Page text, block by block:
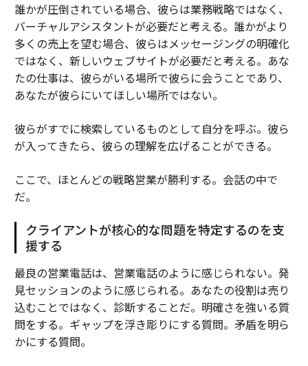
誰かが圧倒されている場合、彼らは業務戦略ではなく、
バーチャルアシスタントが必要だと考える。誰かがより
多くの売上を望む場合、彼らはメッセージングの明確化
ではなく、新しいウェブサイトが必要だと考える。あな
たの仕事は、彼らがいる場所で彼らに会うことであり、
あなたが彼らにいてほしい場所ではない。
彼らがすでに検索しているものとして自分を呼ぶ。彼ら
が入ってきたら、彼らの理解を広げることができる。
ここで、ほとんどの戦略営業が勝利する。会話の中で
だ。
クライアントが核心的な問題を特定するのを支
援する
最良の営業電話は、営業電話のように感じられない。発
見セッションのように感じられる。あなたの役割は売り
込むことではなく、診断することだ。明確さを強いる質
問をする。ギャップを浮き彫りにする質問。矛盾を明ら
かにする質問。